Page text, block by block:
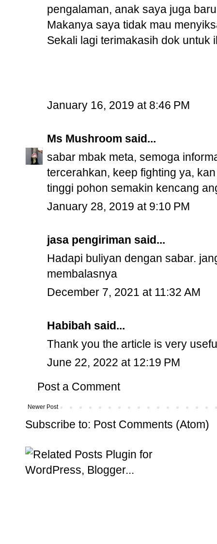
pengalaman, anak saya juga
Makanya saya tidak mau
Sekali lagi terimakasih dok untuk
January 16, 2019 at 8:46 PM
Ms Mushroom said...
sabar mbak meta, semoga
tercerahkan, keep fighting ya,
tinggi pohon semakin kencang
January 28, 2019 at 9:10 PM
jasa pengiriman said...
Hadapi buliyan dengan sabar.
membalasnya
December 7, 2021 at 11:32 AM
Habibah said...
Thank you the article is very
June 22, 2022 at 12:19 PM
Post a Comment
Newer Post
Subscribe to: Post Comments (Atom)